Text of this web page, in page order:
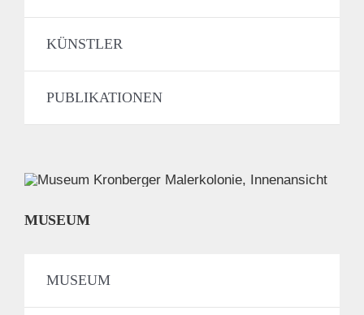
KÜNSTLER
PUBLIKATIONEN
MUSEUM
MUSEUM